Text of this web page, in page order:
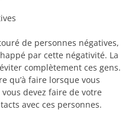
de personnes négatives,
par cette négativité. La
complètement ces gens.
qu’à faire lorsque vous
vous devez faire de votre
avec ces personnes.